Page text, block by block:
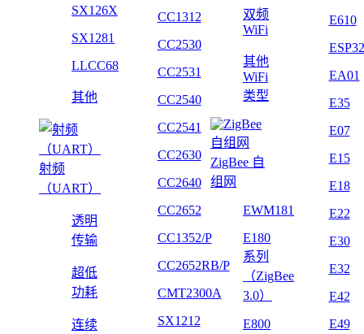
SX126X
SX1281
LLCC68
其他
射频
（UART）
透明
传输
超低
功耗
连续
CC1312
CC2530
CC2531
CC2540
CC2541
CC2630
CC2640
CC2652
CC1352/P
CC2652RB/P
CMT2300A
SX1212
双频
WiFi
其他
WiFi
类型
ZigBee 自
组网
EWM181
E180
系列
（ZigBee
3.0）
E800
E610
ESP32
EA01
E35
E07
E15
E18
E22
E30
E32
E42
E49